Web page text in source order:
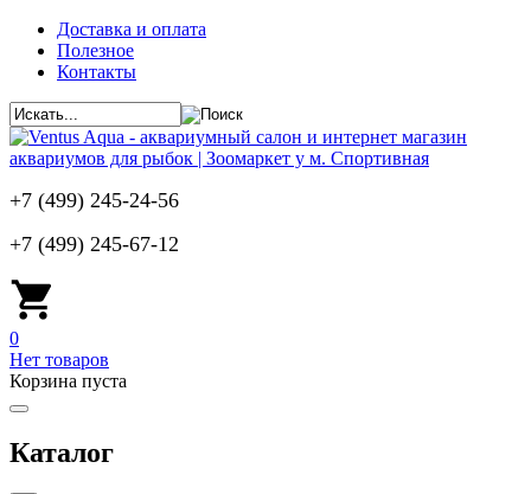
Доставка и оплата
Полезное
Контакты
+7 (499) 245-24-56
+7 (499) 245-67-12
0
Нет товаров
Корзина пуста
Каталог